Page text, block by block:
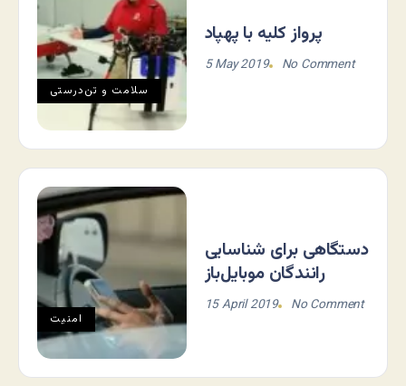
سلامت و تن‌درستی
پرواز کلیه با پهپاد
5 May 2019 No Comment
امنیت
دستگاهی برای شناسایی
رانندگان موبایل‌باز
15 April 2019 No Comment